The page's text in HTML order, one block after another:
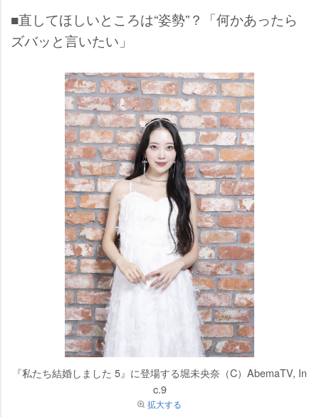
■直してほしいところは“姿勢”？「何かあったら
ズバッと言いたい」
『私たち結婚しました 5』に登場する堀未央奈（C）AbemaTV, In
c.9
拡大する